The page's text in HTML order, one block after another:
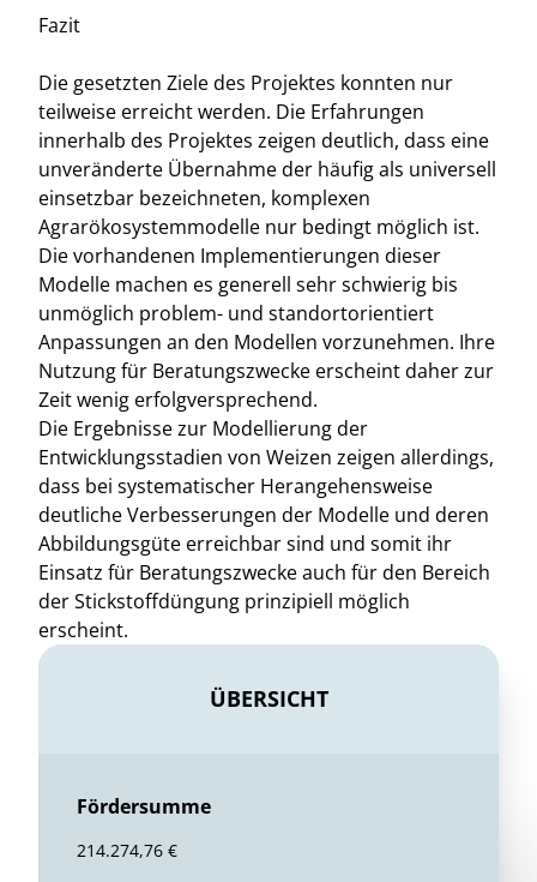
Fazit
Die gesetzten Ziele des Projektes konnten nur
teilweise erreicht werden. Die Erfahrungen
innerhalb des Projektes zeigen deutlich, dass eine
unveränderte Übernahme der häufig als universell
einsetzbar bezeichneten, komplexen
Agrarökosystemmodelle nur bedingt möglich ist.
Die vorhandenen Implementierungen dieser
Modelle machen es generell sehr schwierig bis
unmöglich problem- und standortorientiert
Anpassungen an den Modellen vorzunehmen. Ihre
Nutzung für Beratungszwecke erscheint daher zur
Zeit wenig erfolgversprechend.
Die Ergebnisse zur Modellierung der
Entwicklungsstadien von Weizen zeigen allerdings,
dass bei systematischer Herangehensweise
deutliche Verbesserungen der Modelle und deren
Abbildungsgüte erreichbar sind und somit ihr
Einsatz für Beratungszwecke auch für den Bereich
der Stickstoffdüngung prinzipiell möglich
erscheint.
ÜBERSICHT
Fördersumme
214.274,76 €